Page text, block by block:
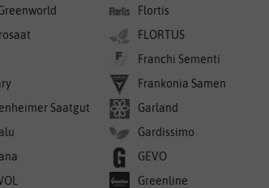
Saatgut
Flortis
FLORTUS
Franchi Sementi
Frankonia Samen
Garland
Gardissimo
GEVO
Greenline